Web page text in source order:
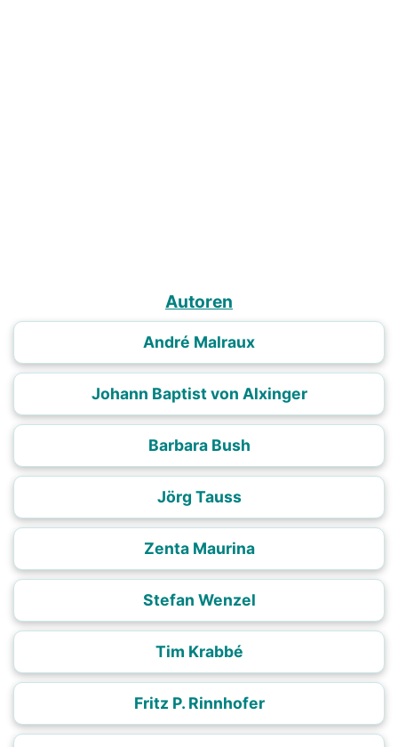
Autoren
André Malraux
Johann Baptist von Alxinger
Barbara Bush
Jörg Tauss
Zenta Maurina
Stefan Wenzel
Tim Krabbé
Fritz P. Rinnhofer